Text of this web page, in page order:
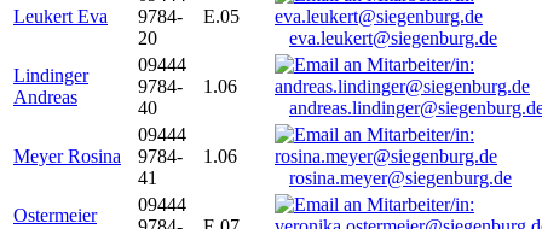
Leukert Eva
9784-
20
E.05
eva.leukert@siegenburg.de
Lindinger
Andreas
09444
9784-
40
1.06
Meyer Rosina
09444
9784-
41
1.06
rosina.meyer@siegenburg.de
Ostermeier
09444